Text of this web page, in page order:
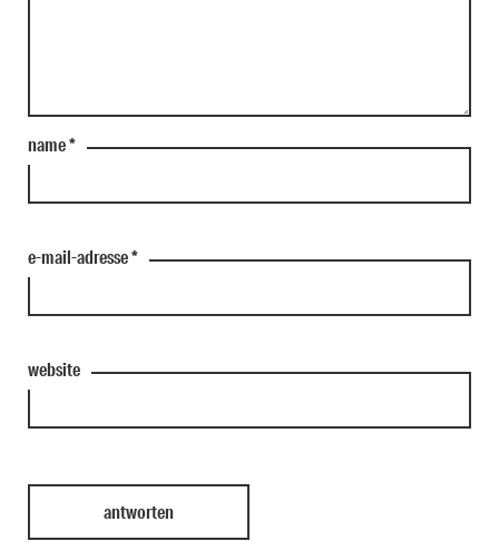
name*
e-mail-adresse*
website